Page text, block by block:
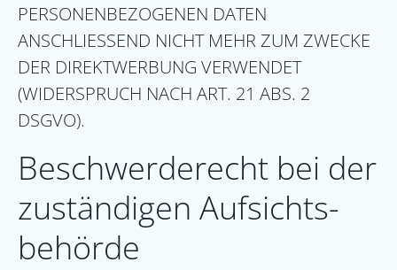
PERSONENBEZOGENEN DATEN
ANSCHLIESSEND NICHT MEHR ZUM ZWECKE
DER DIREKTWERBUNG VERWENDET
(WIDERSPRUCH NACH ART. 21 ABS. 2
DSGVO).
Beschwerde­recht bei der
zuständigen Aufsichts­
behörde